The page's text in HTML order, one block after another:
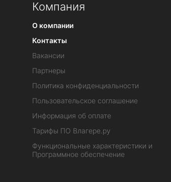
Компания
О компании
Контакты
Вакансии
Партнеры
Политика конфиденциальности
Пользовательское соглашение
Информация об оплате
Тарифы ПО Влагере.ру
Функциональные характеристики и
Программное обеспечение